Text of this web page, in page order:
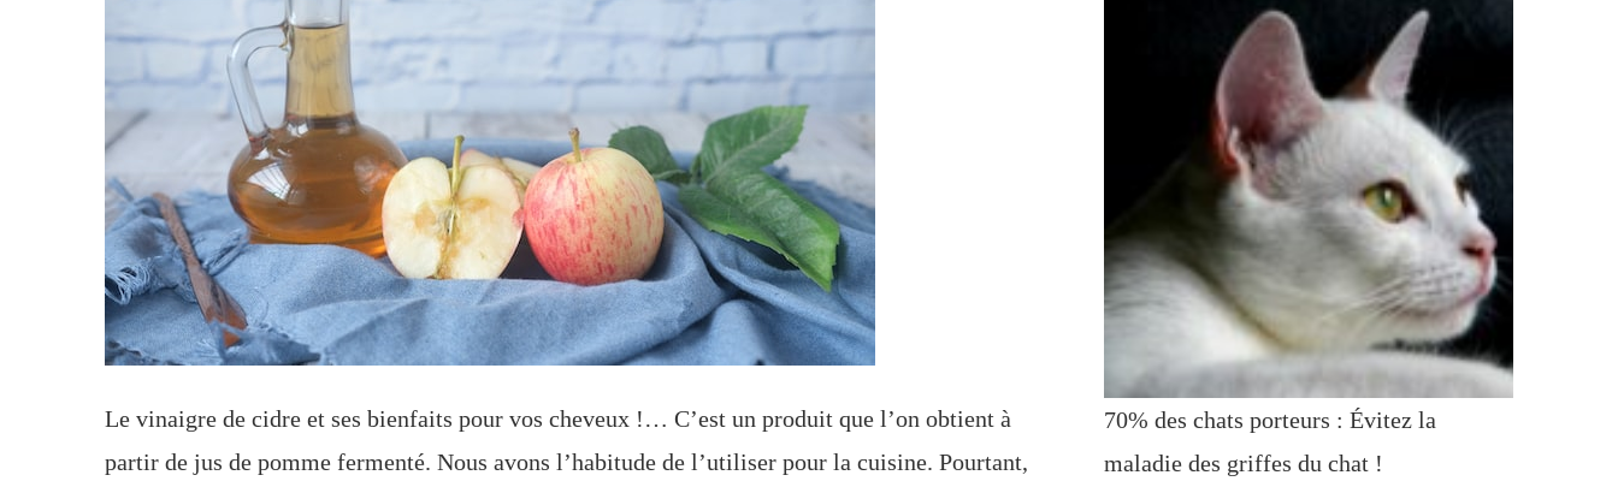
Le vinaigre de cidre et ses bienfaits pour vos cheveux !… C’est un produit que l’on obtient à
partir de jus de pomme fermenté. Nous avons l’habitude de l’utiliser pour la cuisine. Pourtant,
70% des chats porteurs : Évitez la
maladie des griffes du chat !